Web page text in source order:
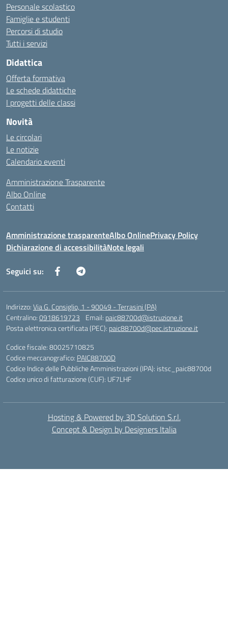
Personale scolastico
Famiglie e studenti
Percorsi di studio
Tutti i servizi
Didattica
Offerta formativa
Le schede didattiche
I progetti delle classi
Novità
Le circolari
Le notizie
Calendario eventi
Amministrazione Trasparente
Albo Online
Contatti
Amministrazione trasparenteAlbo OnlinePrivacy Policy
Dichiarazione di accessibilitàNote legali
Seguici su:
Indirizzo:Via G. Consiglio, 1 - 90049 - Terrasini (PA)
Centralino:0918619723 Email: paic88700d@istruzione.it
Posta elettronica certificata (PEC): paic88700d@pec.istruzione.it
Codice fiscale: 80025710825
Codice meccanografico: PAIC88700D
Codice Indice delle Pubbliche Amministrazioni (IPA): istsc_paic88700d
Codice unico di fatturazione (CUF): UF7LHF
Hosting & Powered by 3D Solution S.r.l.
Concept & Design by Designers Italia